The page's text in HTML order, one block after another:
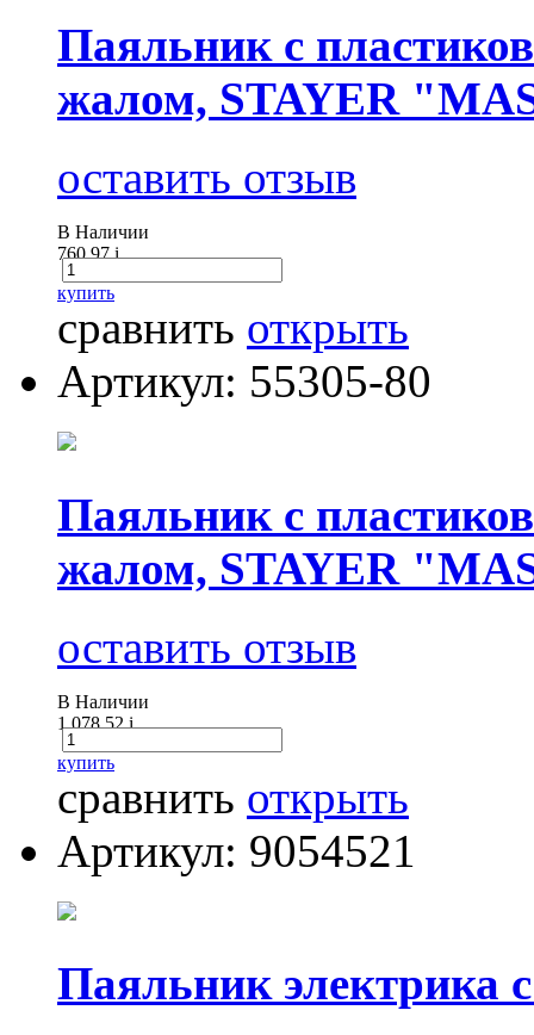
Паяльник с
жалом, STAYER
оставить отзыв
В Наличии
760.97i
купить
сравнить открыть
Артикул: 55305-80
Паяльник с
жалом, STAYER
оставить отзыв
В Наличии
1 078.52i
купить
сравнить открыть
Артикул: 9054521
Паяльник электрика